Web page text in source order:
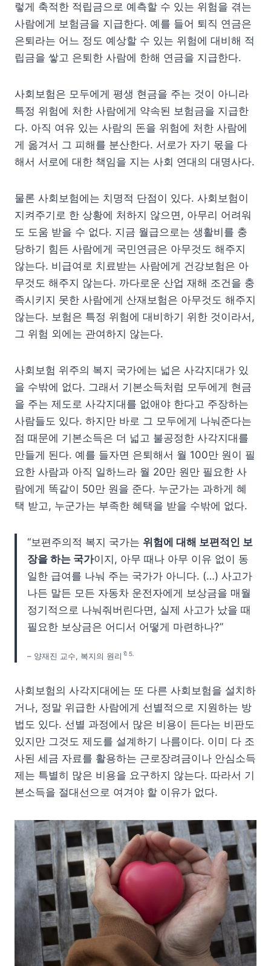
렇게 축적한 적립금으로 예측할 수 있는 위험을 겪는
사람에게 보험금을 지급한다. 예를 들어 퇴직 연금은
은퇴라는 어느 정도 예상할 수 있는 위험에 대비해 적
립금을 쌓고 은퇴한 사람에 한해 연금을 지급한다.
사회보험은 모두에게 평생 현금을 주는 것이 아니라
특정 위험에 처한 사람에게 약속된 보험금을 지급한
다. 아직 여유 있는 사람의 돈을 위험에 처한 사람에
게 옮겨서 그 피해를 분산한다. 서로가 자기 몫을 다
해서 서로에 대한 책임을 지는 사회 연대의 대명사다.
물론 사회보험에는 치명적 단점이 있다. 사회보험이
지켜주기로 한 상황에 처하지 않으면, 아무리 어려워
도 도움 받을 수 없다. 지금 월급으로는 생활비를 충
당하기 힘든 사람에게 국민연금은 아무것도 해주지
않는다. 비급여로 치료받는 사람에게 건강보험은 아
무것도 해주지 않는다. 까다로운 산업 재해 조건을 충
족시키지 못한 사람에게 산재보험은 아무것도 해주지
않는다. 보험은 특정 위험에 대비하기 위한 것이라서,
그 위험 외에는 관여하지 않는다.
사회보험 위주의 복지 국가에는 넓은 사각지대가 있
을 수밖에 없다. 그래서 기본소득처럼 모두에게 현금
을 주는 제도로 사각지대를 없애야 한다고 주장하는
사람들도 있다. 하지만 바로 그 모두에게 나눠준다는
점 때문에 기본소득은 더 넓고 불공정한 사각지대를
만들게 된다. 예를 들자면 은퇴해서 월 100만 원이 필
요한 사람과 아직 일하느라 월 20만 원만 필요한 사
람에게 똑같이 50만 원을 준다. 누군가는 과하게 혜
택 받고, 누군가는 부족한 혜택을 받을 수밖에 없다.
“보편주의적 복지 국가는 위험에 대해 보편적인 보
장을 하는 국가이지, 아무 때나 아무 이유 없이 동
일한 급여를 나눠 주는 국가가 아니다. (…) 사고가
나든 말든 모든 자동차 운전자에게 보상금을 매월
정기적으로 나눠줘버린다면, 실제 사고가 났을 때
필요한 보상금은 어디서 어떻게 마련하나?”
– 양재진 교수, 복지의 원리 🔖⒌
사회보험의 사각지대에는 또 다른 사회보험을 설치하
거나, 정말 위급한 사람에게 선별적으로 지원하는 방
법도 있다. 선별 과정에서 많은 비용이 든다는 비판도
있지만 그것도 제도를 설계하기 나름이다. 이미 다 조
사된 세금 자료를 활용하는 근로장려금이나 안심소득
제는 특별히 많은 비용을 요구하지 않는다. 따라서 기
본소득을 절대선으로 여겨야 할 이유가 없다.